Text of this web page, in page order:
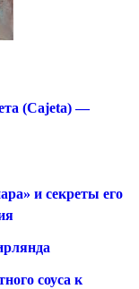
(Cajeta) —
и секреты его
соуса к